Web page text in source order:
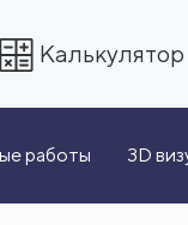
Калькулятор
работы 3D